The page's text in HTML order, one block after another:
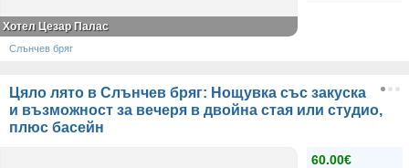
Хотел Цезар Палас
Слънчев бряг
Цяло лято в Слънчев бряг: Нощувка със закуска
и възможност за вечеря в двойна стая или студио,
плюс басейн
60.00€